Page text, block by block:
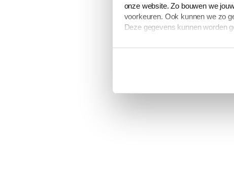
onze website. Zo bouwen we
voorkeuren. Ook kunnen we zo
Deze gegevens kunnen worden
De volledige lijst van cookies is
verwerken van jouw gegevens
Je kunt je cookievoorkeuren op